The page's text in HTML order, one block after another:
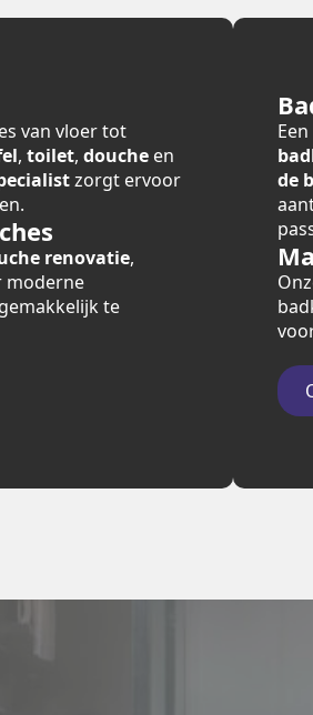
van vloer tot
, toilet, douche en
zorgt ervoor
renovatie,
moderne
te
de